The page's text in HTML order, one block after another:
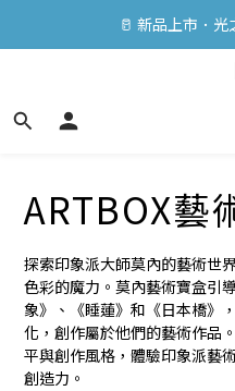
公益特賣助兒童
🥛 新品上市．
公益特賣助兒童
ARTBOX藝
探索印象派大師莫內的藝術世
色彩的魔力。莫內藝術寶盒引
象》、《睡蓮》和《日本橋》
化，創作屬於他們的藝術作品
平與創作風格，體驗印象派藝
創造力。